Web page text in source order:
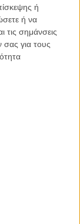
ή
ή να
τις σημάνσεις
για τους